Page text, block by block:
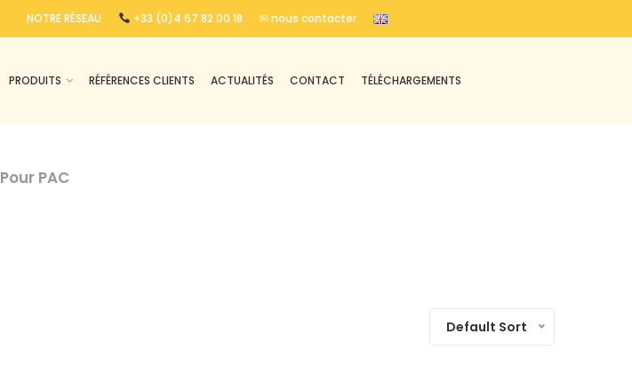
NOTRE RÉSEAU +33 (0)4 67 82 00 18 ✉ nous contacter
PRODUITS RÉFÉRENCES CLIENTS ACTUALITÉS CONTACT TÉLÉCHARGEMENTS
Pour PAC
Default Sort